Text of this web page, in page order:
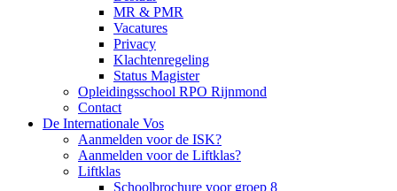
MR & PMR
Vacatures
Privacy
Klachtenregeling
Status Magister
Opleidingsschool RPO Rijnmond
Contact
De Internationale Vos
Aanmelden voor de ISK?
Aanmelden voor de Liftklas?
Liftklas
Schoolbrochure voor groep 8